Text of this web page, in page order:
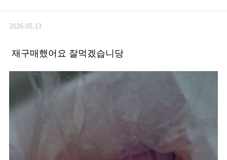
2026.05.13
재구매했어요 잘먹겠습니당